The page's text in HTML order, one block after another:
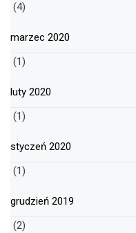
(4)
marzec 2020
(1)
luty 2020
(1)
styczeń 2020
(1)
grudzień 2019
(2)